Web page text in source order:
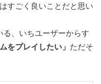
すごく良いことだと思い
る、いちユーザーからす
をプレイしたい」 ただそ